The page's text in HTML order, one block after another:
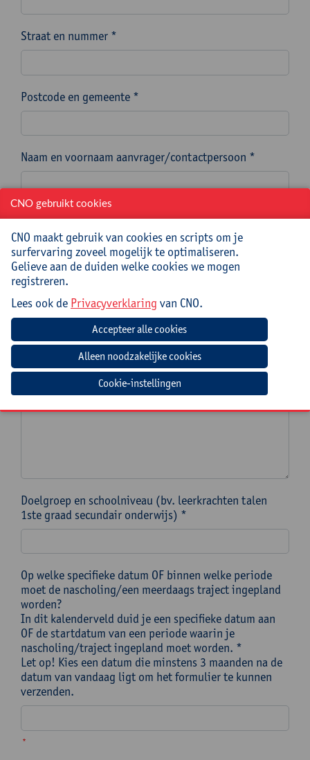
Straat en nummer *
Postcode en gemeente *
Naam en voornaam aanvrager/contactpersoon *
E-mailadres aanvrager/contactpersoon *
Telefoonnummer aanvrager/contactpersoon *
Welke nascholing(en) wens je als teamgerichte
nascholing aan te vragen? Noteer de titel(s) zoals
vermeld in ons aanbod teamgerichte nascholingen. *
Doelgroep en schoolniveau (bv. leerkrachten talen
1ste graad secundair onderwijs) *
Op welke specifieke datum OF binnen welke periode
moet de nascholing/een meerdaags traject ingepland
worden?
In dit kalenderveld duid je een specifieke datum aan
OF de startdatum van een periode waarin je
nascholing/traject ingepland moet worden. *
Let op! Kies een datum die minstens 3 maanden na de
datum van vandaag ligt om het formulier te kunnen
verzenden.
*
CNO gebruikt cookies
CNO maakt gebruik van cookies en scripts om je
surfervaring zoveel mogelijk te optimaliseren.
Gelieve aan de duiden welke cookies we mogen
registreren.
Lees ook de Privacyverklaring van CNO.
Cookie-instellingen